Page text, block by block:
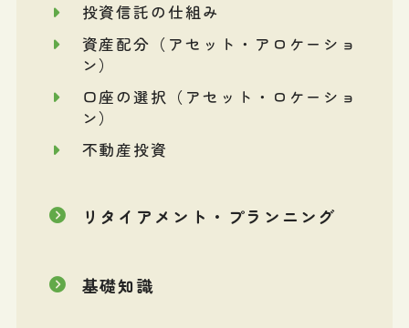
投資信託の仕組み
資産配分（アセット・アロケーショ
ン）
口座の選択（アセット・ロケーショ
ン）
不動産投資
リタイアメント・プランニング
基礎知識